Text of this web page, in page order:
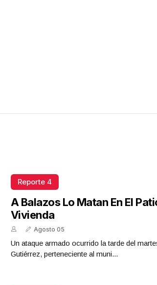
Reporte 4
A Balazos Lo Matan En El
Vivienda
Agosto 05
Un ataque armado ocurrido la tarde del
Gutiérrez, perteneciente al muni...